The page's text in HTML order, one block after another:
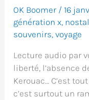
OK Boomer /16
génération x,
souvenirs,voyage
Lecture audio par
liberté, l’absence
Kerouac… C’est
c’est surtout un